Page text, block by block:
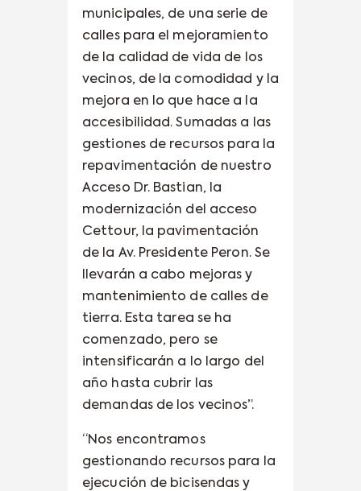
municipales, de una serie de
calles para el mejoramiento
de la calidad de vida de los
vecinos, de la comodidad y la
mejora en lo que hace a la
accesibilidad. Sumadas a las
gestiones de recursos para la
repavimentación de nuestro
Acceso Dr. Bastian, la
modernización del acceso
Cettour, la pavimentación
de la Av. Presidente Peron. Se
llevarán a cabo mejoras y
mantenimiento de calles de
tierra. Esta tarea se ha
comenzado, pero se
intensificarán a lo largo del
año hasta cubrir las
demandas de los vecinos”.
“Nos encontramos
gestionando recursos para la
ejecución de bicisendas y